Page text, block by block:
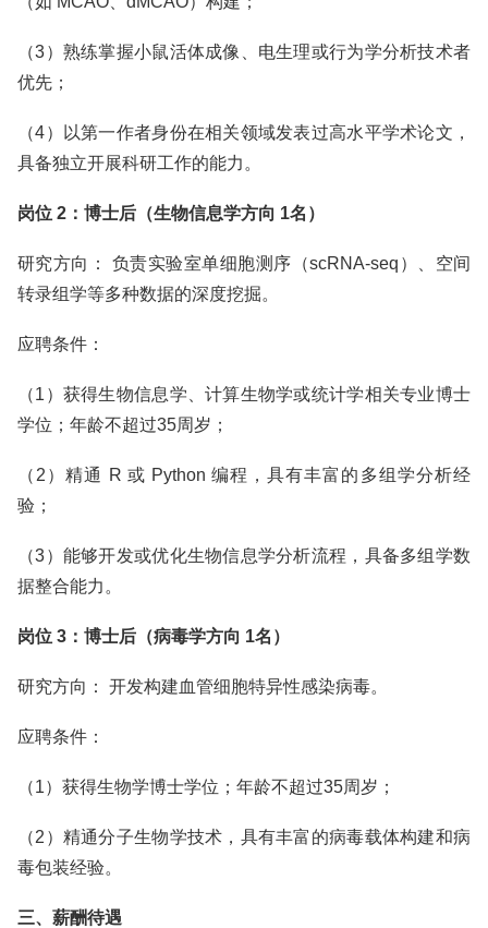
（3）熟练掌握小鼠活体成像、电生理或行为学分析技术者
优先；
（4）以第一作者身份在相关领域发表过高水平学术论文，
具备独立开展科研工作的能力。
岗位 2：博士后（生物信息学方向 1名）
研究方向： 负责实验室单细胞测序（scRNA-seq）、空间
转录组学等多种数据的深度挖掘。
应聘条件：
（1）获得生物信息学、计算生物学或统计学相关专业博士
学位；年龄不超过35周岁；
（2）精通 R 或 Python 编程，具有丰富的多组学分析经
验；
（3）能够开发或优化生物信息学分析流程，具备多组学数
据整合能力。
岗位 3：博士后（病毒学方向 1名）
研究方向： 开发构建血管细胞特异性感染病毒。
应聘条件：
（1）获得生物学博士学位；年龄不超过35周岁；
（2）精通分子生物学技术，具有丰富的病毒载体构建和病
毒包装经验。
三、薪酬待遇